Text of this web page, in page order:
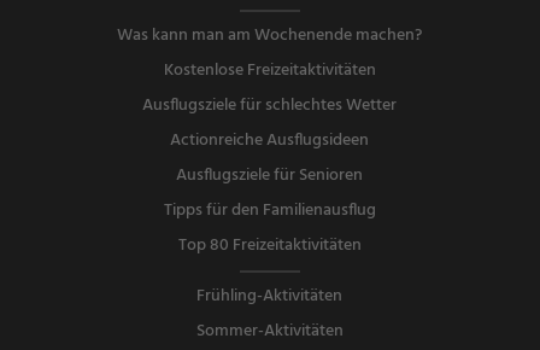
Was kann man am Wochenende machen?
Kostenlose Freizeitaktivitäten
Ausflugsziele für schlechtes Wetter
Actionreiche Ausflugsideen
Ausflugsziele für Senioren
Tipps für den Familienausflug
Top 80 Freizeitaktivitäten
Frühling-Aktivitäten
Sommer-Aktivitäten